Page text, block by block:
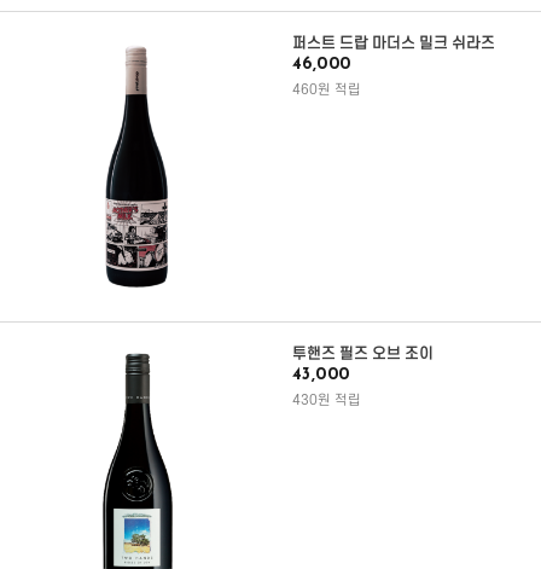
퍼스트 드랍 마더스 밀크 쉬라즈
46,000
460원 적립
투핸즈 필즈 오브 조이
43,000
430원 적립